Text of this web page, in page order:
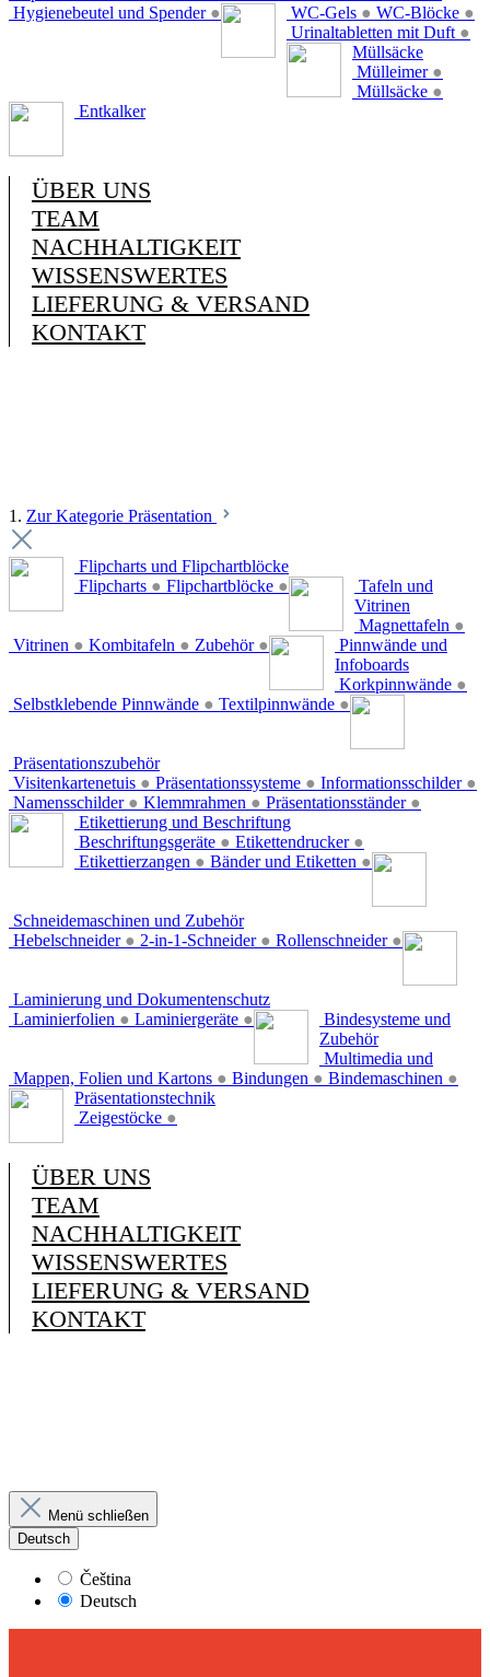
Hygienebeutel und Spender ● WC-Gels ● WC-Blöcke ●
Urinaltabletten mit Duft ●
Müllsäcke
Mülleimer ●
Müllsäcke ●
Entkalker
ÜBER UNS
TEAM
NACHHALTIGKEIT
WISSENSWERTES
LIEFERUNG & VERSAND
KONTAKT
1. Zur Kategorie Präsentation
Flipcharts und Flipchartblöcke
Flipcharts ● Flipchartblöcke ●
Tafeln und
Vitrinen
Magnettafeln ●
Vitrinen ● Kombitafeln ● Zubehör ●
Pinnwände und
Infoboards
Korkpinnwände ●
Selbstklebende Pinnwände ● Textilpinnwände ●
Präsentationszubehör
Visitenkartenetuis ● Präsentationssysteme ● Informationsschilder ●
Namensschilder ● Klemmrahmen ● Präsentationsständer ●
Etikettierung und Beschriftung
Beschriftungsgeräte ● Etikettendrucker ●
Etikettierzangen ● Bänder und Etiketten ●
Schneidemaschinen und Zubehör
Hebelschneider ● 2-in-1-Schneider ● Rollenschneider ●
Laminierung und Dokumentenschutz
Laminierfolien ● Laminiergeräte ●
Bindesysteme und
Zubehör
Mappen, Folien und Kartons ● Bindungen ● Bindemaschinen ●
Multimedia und
Präsentationstechnik
Zeigestöcke ●
ÜBER UNS
TEAM
NACHHALTIGKEIT
WISSENSWERTES
LIEFERUNG & VERSAND
KONTAKT
Menü schließen
Deutsch
Čeština
Deutsch